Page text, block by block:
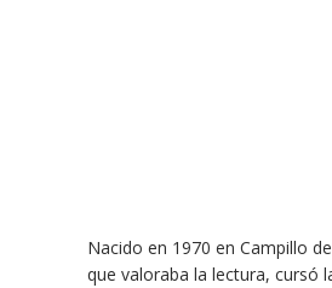
Nacido en 1970 en Campillo
que valoraba la lectura, cursó